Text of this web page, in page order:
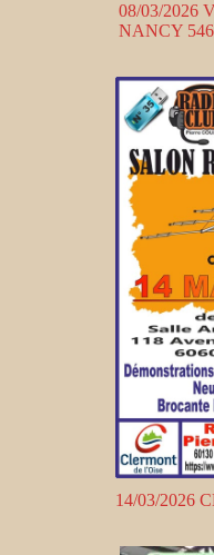
08/03/2026
NANCY
14/03/2026